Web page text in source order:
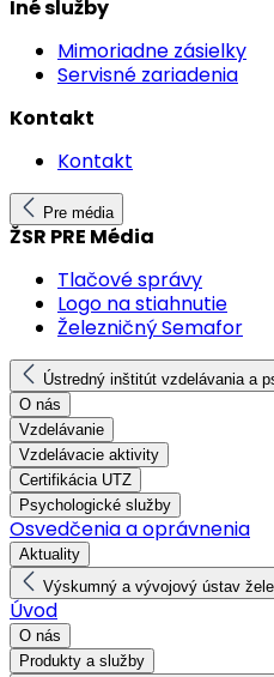
Iné služby
Mimoriadne zásielky
Servisné zariadenia
Kontakt
Kontakt
Pre média
ŽSR PRE Média
Tlačové správy
Logo na stiahnutie
Železničný Semafor
Ústredný inštitút vzdelávania a
O nás
Vzdelávanie
Vzdelávacie aktivity
Certifikácia UTZ
Psychologické služby
Osvedčenia a oprávnenia
Aktuality
Výskumný a vývojový ústav
Úvod
O nás
Produkty a služby